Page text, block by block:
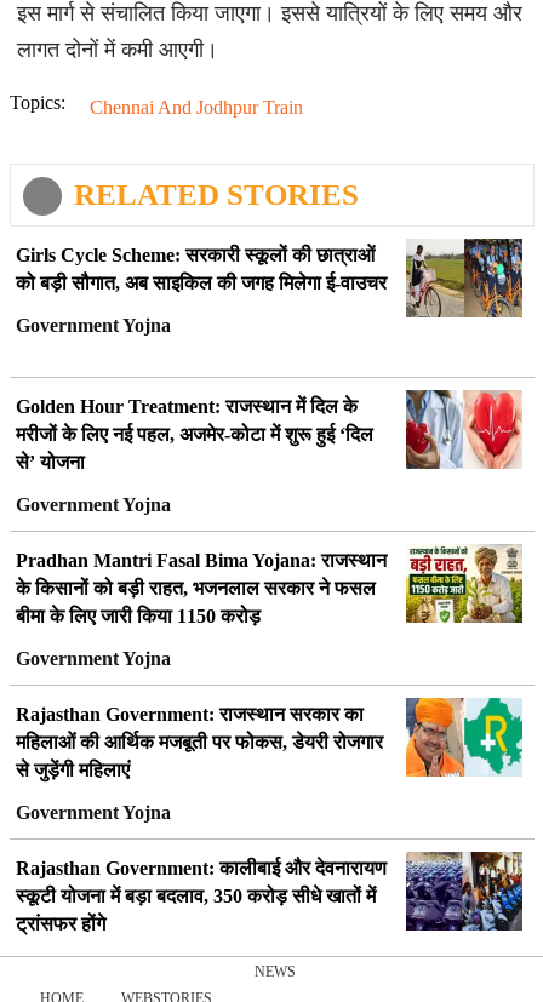
इस मार्ग से संचालित किया जाएगा। इससे यात्रियों के लिए समय और
लागत दोनों में कमी आएगी।
Topics: Chennai And Jodhpur Train
RELATED STORIES
Girls Cycle Scheme: सरकारी स्कूलों की छात्राओं
को बड़ी सौगात, अब साइकिल की जगह मिलेगा ई-वाउचर
Government Yojna
Golden Hour Treatment: राजस्थान में दिल के
मरीजों के लिए नई पहल, अजमेर-कोटा में शुरू हुई ‘दिल
से’ योजना
Government Yojna
Pradhan Mantri Fasal Bima Yojana: राजस्थान
के किसानों को बड़ी राहत, भजनलाल सरकार ने फसल
बीमा के लिए जारी किया 1150 करोड़
Government Yojna
Rajasthan Government: राजस्थान सरकार का
महिलाओं की आर्थिक मजबूती पर फोकस, डेयरी रोजगार
से जुड़ेंगी महिलाएं
Government Yojna
Rajasthan Government: कालीबाई और देवनारायण
स्कूटी योजना में बड़ा बदलाव, 350 करोड़ सीधे खातों में
ट्रांसफर होंगे
HOME WEBSTORIES
NEWS